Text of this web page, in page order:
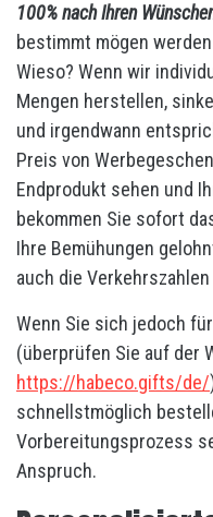
100% nach Ihren
bestimmt mögen
Wieso? Wenn wir
Mengen herstellen,
und irgendwann
Preis von
Endprodukt sehen und
bekommen Sie sofort
Ihre Bemühungen
auch die
Wenn Sie sich jedoch
(überprüfen Sie auf der
https://habeco.gifts/de/
schnellstmöglich
Vorbereitungsprozess
Anspruch.